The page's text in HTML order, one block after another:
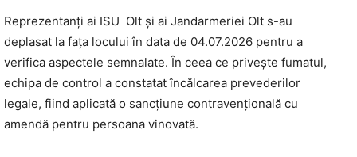
Reprezentanți ai ISU Olt și ai Jandarmeriei Olt s-au
deplasat la fața locului în data de 04.07.2026 pentru a
verifica aspectele semnalate. În ceea ce privește fumatul,
echipa de control a constatat încălcarea prevederilor
legale, fiind aplicată o sancțiune contravențională cu
amendă pentru persoana vinovată.